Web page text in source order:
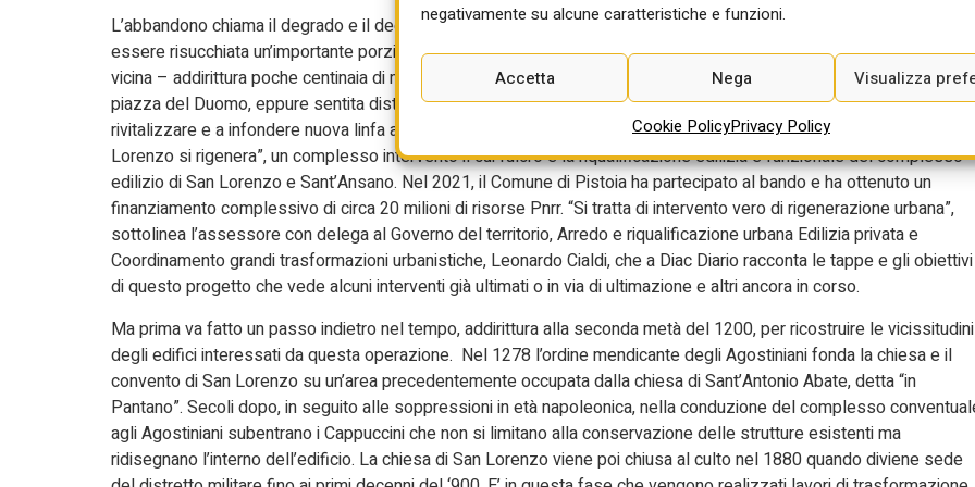
negativamente su alcune caratteristiche e funzioni.
Accetta Nega Visualizza
Cookie PolicyPrivacy Policy
L’abbandono chiama il degrado e il degrado chiama ancora degrado. È in questa spirale negativa che rischiava di
essere risucchiata un’importante porzione di Pistoia. Una zona non ai margini della città, va detto subito, ma molto
vicina – addirittura poche centinaia di metri – al cuore del centro storico, al gioiello artistico e architettonico che è la
piazza del Duomo, eppure sentita distante dai cittadini anche a causa di una viabilità che la taglia fuori. Ma ora a
rivitalizzare e a infondere nuova linfa al tessuto urbano della città toscana è il progetto di rigenerazione urbana “San
Lorenzo si rigenera”, un complesso intervento il cui fulcro è la riqualificazione edilizia e funzionale del complesso
edilizio di San Lorenzo e Sant’Ansano. Nel 2021, il Comune di Pistoia ha partecipato al bando e ha ottenuto un
finanziamento complessivo di circa 20 milioni di risorse Pnrr. “Si tratta di intervento vero di rigenerazione urbana”,
sottolinea l’assessore con delega al Governo del territorio, Arredo e riqualificazione urbana Edilizia privata e
Coordinamento grandi trasformazioni urbanistiche, Leonardo Cialdi, che a Diac Diario racconta le tappe e gli obiettivi
di questo progetto che vede alcuni interventi già ultimati o in via di ultimazione e altri ancora in corso.
Ma prima va fatto un passo indietro nel tempo, addirittura alla seconda metà del 1200, per ricostruire le vicissitudini
degli edifici interessati da questa operazione. Nel 1278 l’ordine mendicante degli Agostiniani fonda la chiesa e il
convento di San Lorenzo su un’area precedentemente occupata dalla chiesa di Sant’Antonio Abate, detta “in
Pantano”. Secoli dopo, in seguito alle soppressioni in età napoleonica, nella conduzione del complesso
agli Agostiniani subentrano i Cappuccini che non si limitano alla conservazione delle strutture esistenti ma
ridisegnano l’interno dell’edificio. La chiesa di San Lorenzo viene poi chiusa al culto nel 1880 quando diviene sede